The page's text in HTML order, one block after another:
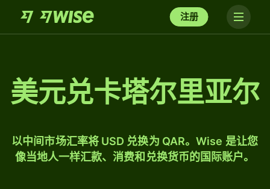
注册
美元兑卡塔尔里亚尔
以中间市场汇率将 USD 兑换为 QAR。Wise 是让您
像当地人一样汇款、消费和兑换货币的国际账户。